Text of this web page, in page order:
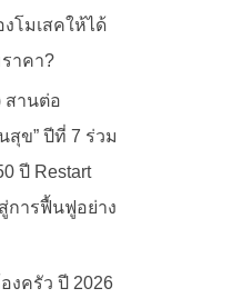
โมเสคให้ได้
าคา?
สานต่อ
สุข” ปีที่ 7 ร่วม
ปี Restart
การฟื้นฟูอย่าง
งครัว ปี 2026